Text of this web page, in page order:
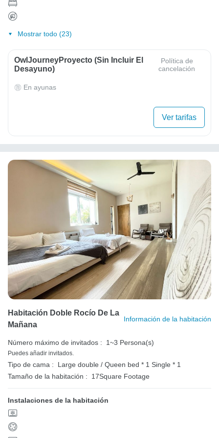
Mostrar todo (23)
OwlJourneyProyecto (sin Incluir El
Desayuno)
Política de
cancelación
En ayunas
Ver tarifas
Habitación Doble Rocío De La
Mañana
Información de la habitación
Número máximo de invitados : 1~3 Persona(s)
Puedes añadir invitados.
Tipo de cama : Large double / Queen bed * 1 Single * 1
Tamaño de la habitación :
17Square Footage
Instalaciones de la habitación